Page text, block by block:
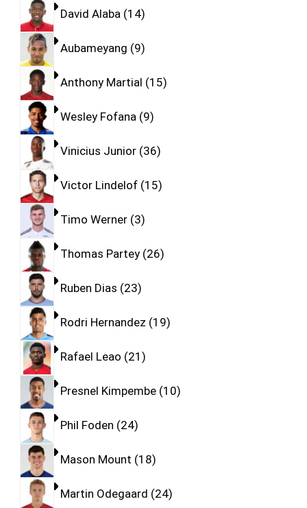
David Alaba 14
Aubameyang 9
Anthony Martial 15
Wesley Fofana 9
Vinicius Junior 36
Victor Lindelof 15
Timo Werner 3
Thomas Partey 26
Ruben Dias 23
Rodri Hernandez 19
Rafael Leao 21
Presnel Kimpembe 10
Phil Foden 24
Mason Mount 18
Martin Odegaard 24